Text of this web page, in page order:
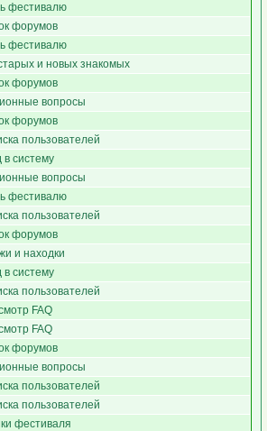
фестивалю
форумов
фестивалю
и новых знакомых
форумов
вопросы
форумов
пользователей
в систему
вопросы
фестивалю
пользователей
форумов
и находки
в систему
пользователей
FAQ
FAQ
форумов
вопросы
пользователей
пользователей
фестиваля